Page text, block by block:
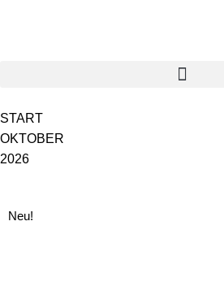
START
OKTOBER
2026
Neu!